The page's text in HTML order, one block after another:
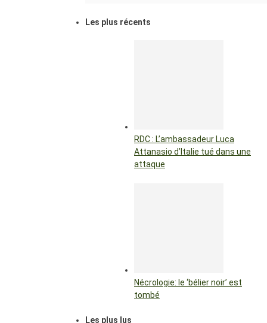
Les plus récents
RDC : L’ambassadeur Luca
Attanasio d’Italie tué dans une
attaque
Nécrologie: le ‘bélier noir’ est
tombé
Les plus lus